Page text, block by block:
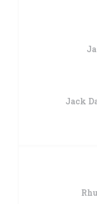
Jack